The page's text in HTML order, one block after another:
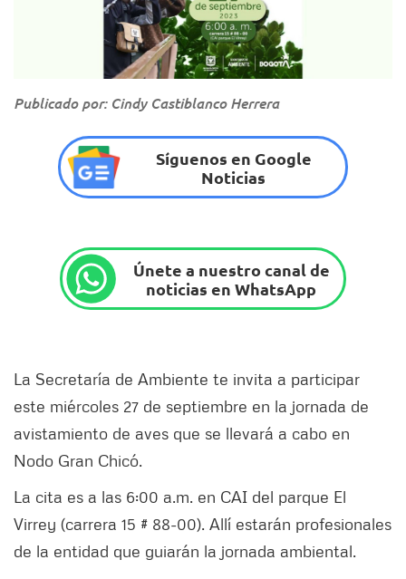
Publicado por: Cindy Castiblanco Herrera
Síguenos en Google
Noticias
Únete a nuestro canal de
noticias en WhatsApp
La Secretaría de Ambiente te invita a participar
este miércoles 27 de septiembre en la jornada de
avistamiento de aves que se llevará a cabo en
Nodo Gran Chicó.
La cita es a las 6:00 a.m. en CAI del parque El
Virrey (carrera 15 # 88-00). Allí estarán profesionales
de la entidad que guiarán la jornada ambiental.